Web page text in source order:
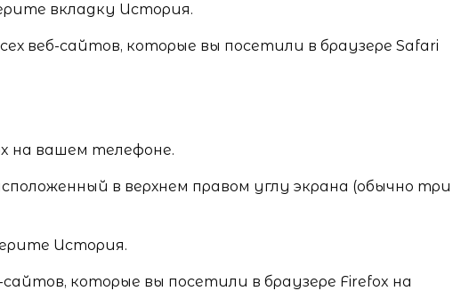
вкладку История.
веб-сайтов, которые вы посетили в браузере Safari
на вашем телефоне.
в верхнем правом углу экрана (обычно три
История.
которые вы посетили в браузере Firefox на